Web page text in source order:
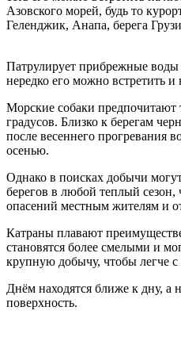
Азовского морей, будь то
Геленджик, Анапа, берега
Патрулирует прибрежные воды
нередко его можно встретить и
Морские собаки предпочитают
градусов. Близко к берегам
после весеннего прогревания
осенью.
Однако в поисках добычи
берегов в любой теплый сезон,
опасений местным жителям и
Катраны плавают
становятся более смелыми и
крупную добычу, чтобы легче с
Днём находятся ближе к дну, а
поверхность.